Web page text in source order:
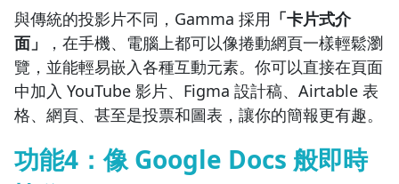
與傳統的投影片不同，Gamma 採用 「卡片式介
面」
，在手機、電腦上都可以像捲動網頁一樣輕鬆瀏
覽 ，並能輕易嵌入各種互動元素。你可以直接在頁面
中加入 YouTube 影片、Figma 設計稿、Airtable 表
格、網頁、甚至是投票和圖表， 讓你的簡報更有趣。
功能4：像 Google Docs 般即時